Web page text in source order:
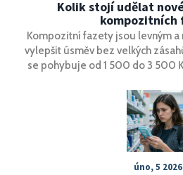
Kolik stojí udělat
kompozitních
Kompozitní fazety jsou levným a
vylepšit úsměv bez velkých
se pohybuje od 1 500 do 3 500
byste přišli o
úno, 5 2026